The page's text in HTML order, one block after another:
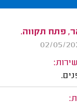
פתח תקווה.